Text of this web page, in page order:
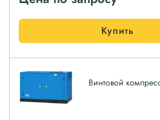
Купить
Винтовой